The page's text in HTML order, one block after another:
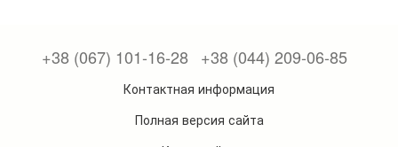
+38 (067) 101-16-28 +38 (044) 209-06-85
Контактная информация
Полная версия сайта